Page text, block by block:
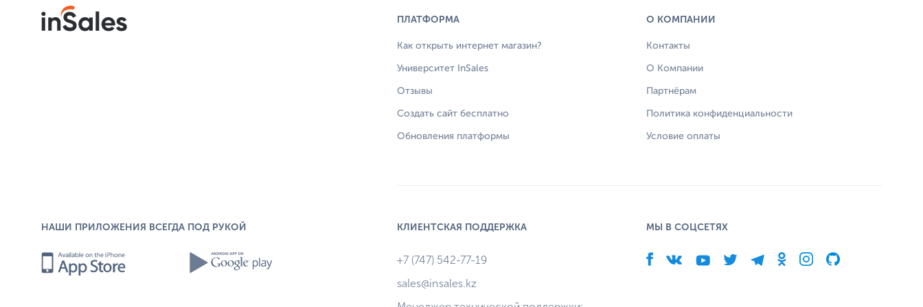
Данные передаваемые в поля для раздела Информация о сделке:
Информация о способе оплаты
Примечание:состав заказа передается в качестве комментария только в
» два специальных раздела для
ПЛАТФОРМА
Как открыть интернет магазин?
Университет InSales
Отзывы
Создать сайт бесплатно
Обновления платформы
О КОМПАНИИ
Контакты
О Компании
Партнёрам
Политика конфиденциальности
Условие оплаты
НАШИ ПРИЛОЖЕНИЯ ВСЕГДА ПОД РУКОЙ КЛИЕНТСКАЯ ПОДДЕРЖКА
+7 (747) 542-77-19
sales@insales.kz
МЫ В СОЦСЕТЯХ